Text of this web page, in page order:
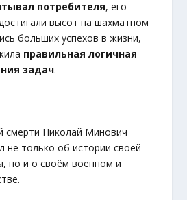
потребителя, его
высот на шахматном
больших успехов в жизни,
правильная логичная
задач.
смерти Николай Минович
не только об истории своей
но и о своём военном и